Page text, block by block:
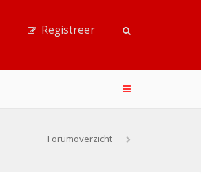
Registreer
Forumoverzicht